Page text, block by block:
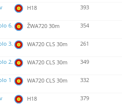
H18 393
6. ŽWA720 30m 354
3. WA720 CLS 30m 261
2. WA720 CLS 30m 349
1 WA720 CLS 30m 332
H18 379